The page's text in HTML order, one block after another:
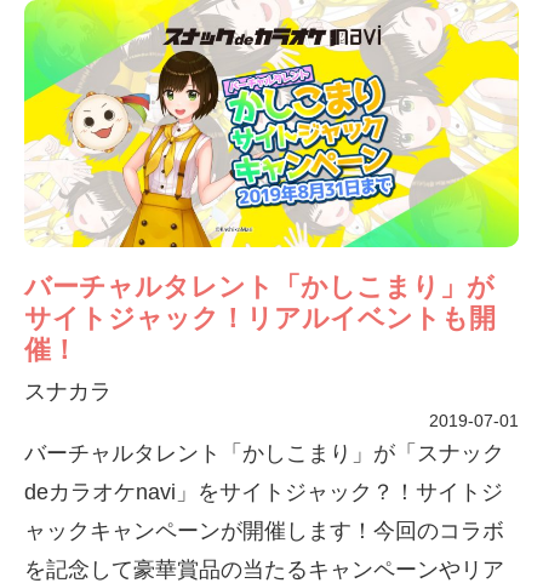
バーチャルタレント「かしこまり」が
サイトジャック！リアルイベントも開
催！
スナカラ
2019-07-01
バーチャルタレント「かしこまり」が「スナック
deカラオケnavi」をサイトジャック？！サイトジ
ャックキャンペーンが開催します！今回のコラボ
を記念して豪華賞品の当たるキャンペーンやリア